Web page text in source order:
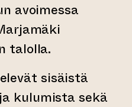
avoimessa
talolla.
sisäistä
kulumista sekä